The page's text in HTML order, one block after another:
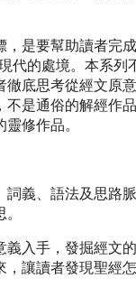
是要幫助讀者完
代的處境。本系列
徹底思考從經文原
不是通俗的解經作
修作品。
義、語法及思路
入手，發掘經文
，讓讀者發現聖經